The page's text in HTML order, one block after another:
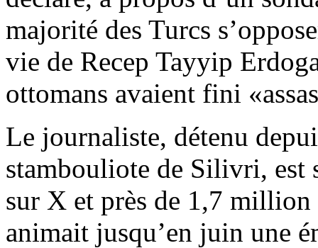
majorité des Turcs
vie de Recep Tayyip
ottomans avaient fini
Le journaliste, détenu
stambouliote de Silivri, est
sur X et près de 1,7 million
animait jusqu’en juin une